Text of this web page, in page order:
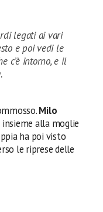
legati ai vari
e poi vedi le
c’è intorno, e il
Milo
alla moglie
ha poi visto
le riprese delle